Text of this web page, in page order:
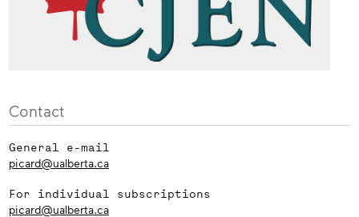
Contact
General e-mail
picard@ualberta.ca
For individual subscriptions
picard@ualberta.ca